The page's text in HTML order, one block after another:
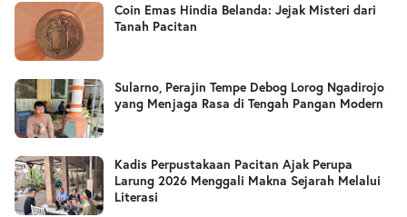
Coin Emas Hindia Belanda: Jejak Misteri dari
Tanah Pacitan
Sularno, Perajin Tempe Debog Lorog Ngadirojo
yang Menjaga Rasa di Tengah Pangan Modern
Kadis Perpustakaan Pacitan Ajak Perupa
Larung 2026 Menggali Makna Sejarah Melalui
Literasi